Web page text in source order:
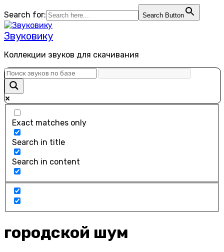
к
содержанию
Search for: Search Button
Звуковику
Коллекции звуков для скачивания
Exact matches only
Search in title
Search in content
городской шум